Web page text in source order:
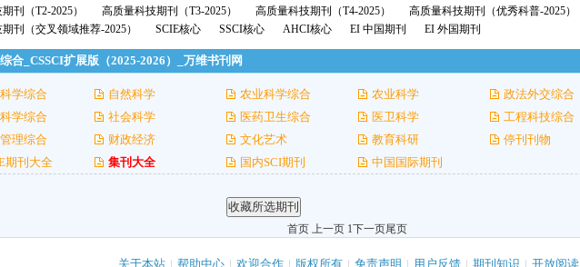
刊（T2-2025）
高质量科技期刊（T3-2025） 高质量科技期刊（T4-2025）
高质量科技期刊（优秀科普-2025）
刊（交叉领域推荐-2025）
SCIE核心 SSCI核心 AHCI核心 EI 中国期刊 EI 外国期刊
合_CSSCI扩展版（2025-2026）_万维书刊网
学综合 自然科学 农业科学综合 农业科学 政法外交综合
学综合
社会科学 医药卫生综合 医卫科学 工程科技综合
理综合
财政经济 文化艺术 教育科研 停刊刊物
期刊大全
集刊大全 国内SCI期刊 中国国际期刊
首页 上一页 1下一页尾页
关于本站 | 帮助中心 | 欢迎合作 | 版权所有 | 免责声明 | 用户反馈 | 期刊知识 | 开放阅读